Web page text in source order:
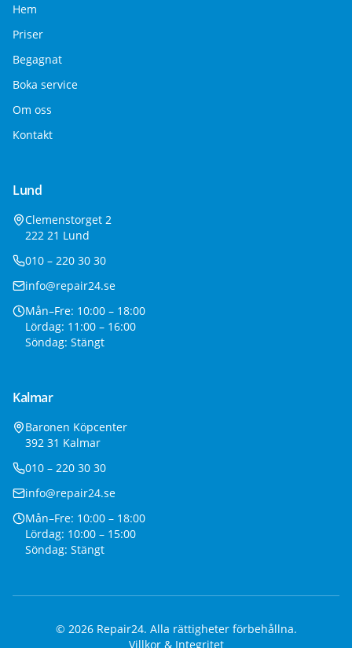
Hem
Priser
Begagnat
Boka service
Om oss
Kontakt
Lund
Clemenstorget 2
222 21 Lund
010 – 220 30 30
info@repair24.se
Mån–Fre: 10:00 – 18:00
Lördag: 11:00 – 16:00
Söndag: Stängt
Kalmar
Baronen Köpcenter
392 31 Kalmar
010 – 220 30 30
info@repair24.se
Mån–Fre: 10:00 – 18:00
Lördag: 10:00 – 15:00
Söndag: Stängt
© 2026Repair24. Alla rättigheter förbehållna.
Villkor & Integritet